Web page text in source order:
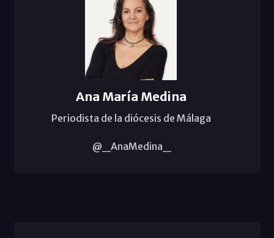
Ana María Medina
Periodista de la diócesis de Málaga
@_AnaMedina_